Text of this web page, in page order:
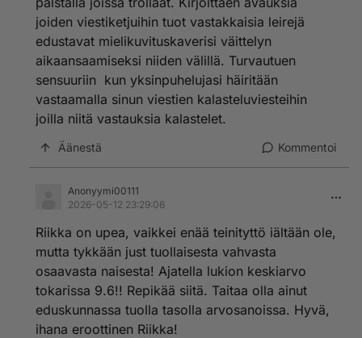
joiden viestiketjuihin tuot vastakkaisia leirejä
edustavat mielikuvituskaverisi väittelyn
aikaansaamiseksi niiden välillä. Turvautuen
sensuuriin kun yksinpuhelujasi häiritään
vastaamalla sinun viestien kalasteluviesteihin
joilla niitä vastauksia kalastelet.
Äänestä Kommentoi
Anonyymi00111
2026-05-12 23:29:06
Riikka on upea, vaikkei enää teinityttö iältään ole,
mutta tykkään just tuollaisesta vahvasta
osaavasta naisesta! Ajatella lukion keskiarvo
tokarissa 9.6!! Repikää siitä. Taitaa olla ainut
eduskunnassa tuolla tasolla arvosanoissa. Hyvä,
ihana eroottinen Riikka!